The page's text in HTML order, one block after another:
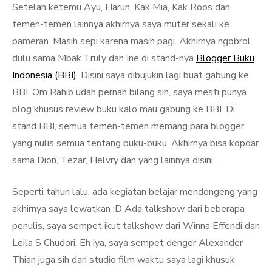
Setelah ketemu Ayu, Harun, Kak Mia, Kak Roos dan
temen-temen lainnya akhirnya saya muter sekali ke
pameran. Masih sepi karena masih pagi. Akhirnya ngobrol
dulu sama Mbak Truly dan Ine di stand-nya Blogger Buku
Indonesia (BBI). Disini saya dibujukin lagi buat gabung ke
BBI. Om Rahib udah pernah bilang sih, saya mesti punya
blog khusus review buku kalo mau gabung ke BBI. Di
stand BBI, semua temen-temen memang para blogger
yang nulis semua tentang buku-buku. Akhirnya bisa kopdar
sama Dion, Tezar, Helvry dan yang lainnya disini.
Seperti tahun lalu, ada kegiatan belajar mendongeng yang
akhirnya saya lewatkan :D Ada talkshow dari beberapa
penulis, saya sempet ikut talkshow dari Winna Effendi dan
Leila S Chudori. Eh iya, saya sempet denger Alexander
Thian juga sih dari studio film waktu saya lagi khusuk